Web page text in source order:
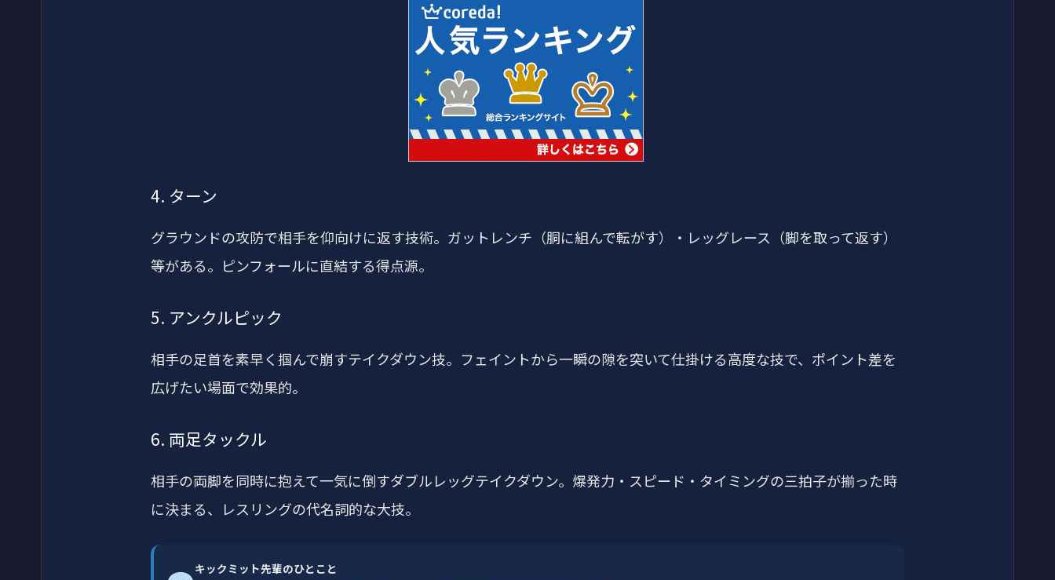
4. ターン
グラウンドの攻防で相手を仰向けに返す技術。ガットレンチ（胴に組んで転がす）・レッグレース（脚を取って返す）
等がある。ピンフォールに直結する得点源。
5. アンクルピック
相手の足首を素早く掴んで崩すテイクダウン技。フェイントから一瞬の隙を突いて仕掛ける高度な技で、ポイント差を
広げたい場面で効果的。
6. 両足タックル
相手の両脚を同時に抱えて一気に倒すダブルレッグテイクダウン。爆発力・スピード・タイミングの三拍子が揃った時
に決まる、レスリングの代名詞的な大技。
キックミット先輩のひとこと